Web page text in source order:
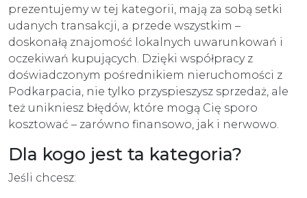
prezentujemy w tej kategorii, mają za sobą setki
udanych transakcji, a przede wszystkim –
doskonałą znajomość lokalnych uwarunkowań i
oczekiwań kupujących. Dzięki współpracy z
doświadczonym pośrednikiem nieruchomości z
Podkarpacia, nie tylko przyspieszysz sprzedaż, ale
też unikniesz błędów, które mogą Cię sporo
kosztować – zarówno finansowo, jak i nerwowo.
Dla kogo jest ta kategoria?
Jeśli chcesz: